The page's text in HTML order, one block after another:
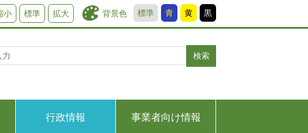
背景色 標準 青 黄 黒
小 標準 拡大
検索
行政情報 事業者向け情報